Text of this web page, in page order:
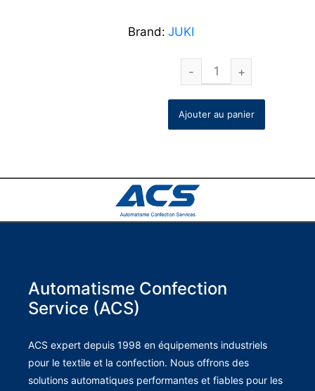
Brand: JUKI
Ajouter au panier
Automatisme Confection
Service (ACS)
ACS expert depuis 1998 en équipements industriels
pour le textile et la confection. Nous offrons des
solutions automatiques performantes et fiables pour les